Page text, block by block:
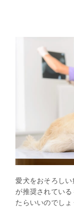
愛犬をおそろし
が推奨されてい
たらいいのでし